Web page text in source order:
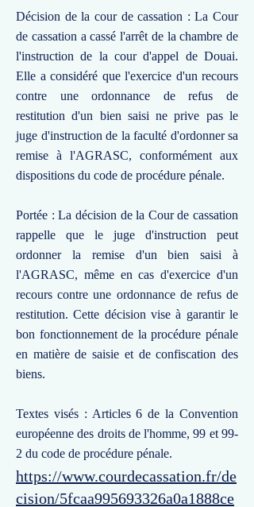
Décision de la cour de cassation : La Cour
de cassation a cassé l'arrêt de la chambre de
l'instruction de la cour d'appel de Douai.
Elle a considéré que l'exercice d'un recours
contre une ordonnance de refus de
restitution d'un bien saisi ne prive pas le
juge d'instruction de la faculté d'ordonner sa
remise à l'AGRASC, conformément aux
dispositions du code de procédure pénale.
Portée : La décision de la Cour de cassation
rappelle que le juge d'instruction peut
ordonner la remise d'un bien saisi à
l'AGRASC, même en cas d'exercice d'un
recours contre une ordonnance de refus de
restitution. Cette décision vise à garantir le
bon fonctionnement de la procédure pénale
en matière de saisie et de confiscation des
biens.
Textes visés : Articles 6 de la Convention
européenne des droits de l'homme, 99 et 99-
2 du code de procédure pénale.
https://www.courdecassation.fr/de
cision/5fcaa995693326a0a1888ce